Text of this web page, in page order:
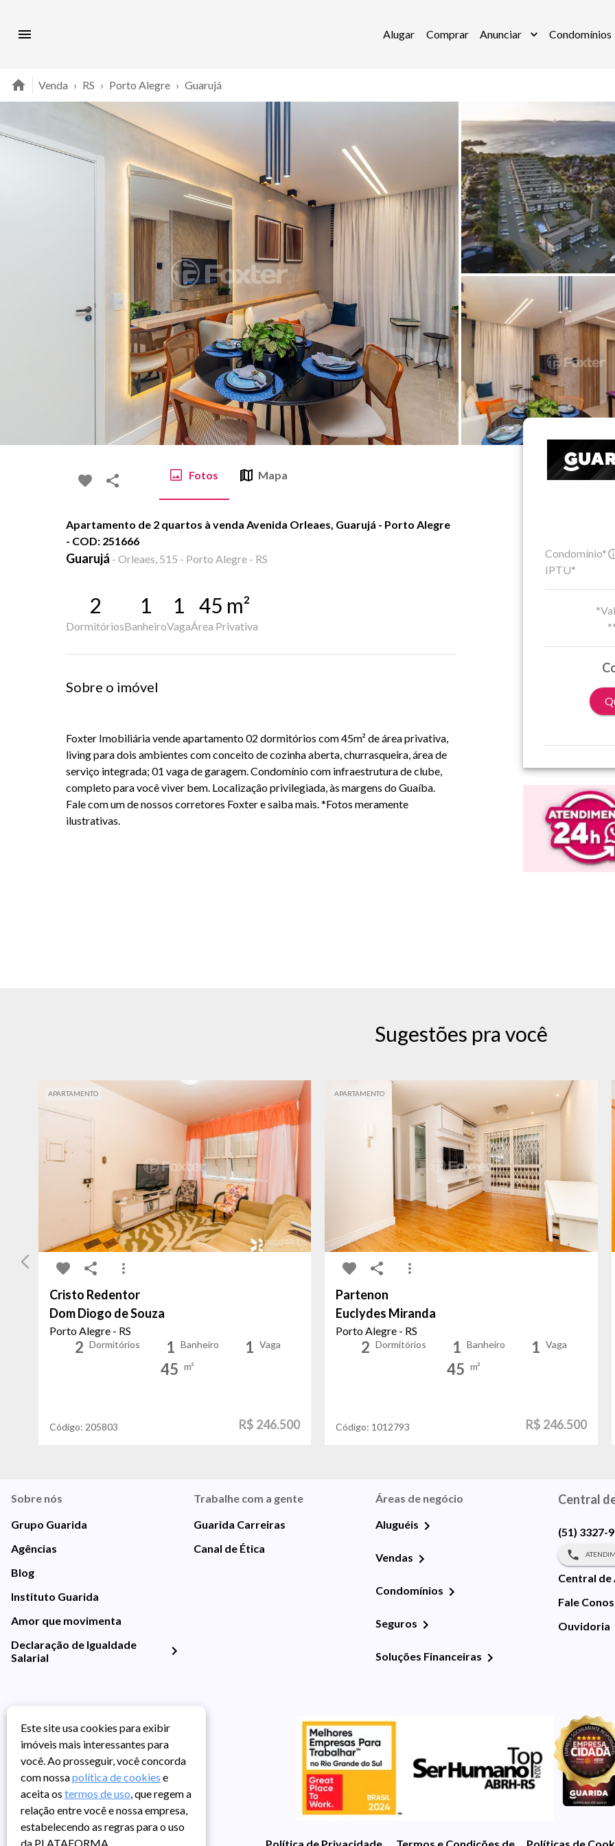
Alugar Comprar Anunciar Condomínios
Venda › RS › Porto Alegre › Guarujá
Fotos Mapa
Apartamento de 2 quartos à venda Avenida Orleaes, Guarujá - Porto Alegre
- COD: 251666
Guarujá - Orleaes, 515 - Porto Alegre - RS
2
Dormitórios
1
Banheiro
1
Vaga
45 m²
Área Privativa
Sobre o imóvel
Foxter Imobiliária vende apartamento 02 dormitórios com 45m² de área privativa,
living para dois ambientes com conceito de cozinha aberta, churrasqueira, área de
serviço integrada; 01 vaga de garagem. Condomínio com infraestrutura de clube,
completo para você viver bem. Localização privilegiada, às margens do Guaíba.
Fale com um de nossos corretores Foxter e saiba mais. *Fotos meramente
ilustrativas.
Condomínio*
IPTU*
Sugestões pra você
APARTAMENTO
Cristo Redentor
Dom Diogo de Souza
Porto Alegre - RS
2 Dormitórios 1 Banheiro 1 Vaga
45 m²
Código: 205803 R$ 246.500
APARTAMENTO
Partenon
Euclydes Miranda
Porto Alegre - RS
2 Dormitórios 1 Banheiro 1 Vaga
45 m²
Código: 1012793 R$ 246.500
Sobre nós
Grupo Guarida
Agências
Blog
Instituto Guarida
Amor que movimenta
Declaração de Igualdade
Salarial
Trabalhe com a gente
Guarida Carreiras
Canal de Ética
Áreas de negócio
Aluguéis
Vendas
Condomínios
Seguros
Soluções Financeiras
Central
(51) 3327-
Central de
Fale
Ouvidoria
Política de Privacidade Termos e Condições de UsoPolíticas de
Este site usa cookies para exibir
imóveis mais interessantes para
você. Ao prosseguir, você concorda
com nossapolítica de cookies e
aceita os termos de uso, que regem a
relação entre você e nossa empresa,
estabelecendo as regras para o uso
da PLATAFORMA.